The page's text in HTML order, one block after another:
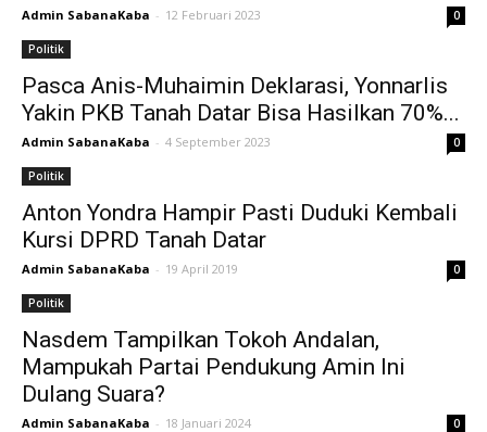
Admin SabanaKaba - 12 Februari 2023 0
Politik
Pasca Anis-Muhaimin Deklarasi, Yonnarlis
Yakin PKB Tanah Datar Bisa Hasilkan 70%...
Admin SabanaKaba - 4 September 2023 0
Politik
Anton Yondra Hampir Pasti Duduki Kembali
Kursi DPRD Tanah Datar
Admin SabanaKaba - 19 April 2019 0
Politik
Nasdem Tampilkan Tokoh Andalan,
Mampukah Partai Pendukung Amin Ini
Dulang Suara?
Admin SabanaKaba - 18 Januari 2024 0